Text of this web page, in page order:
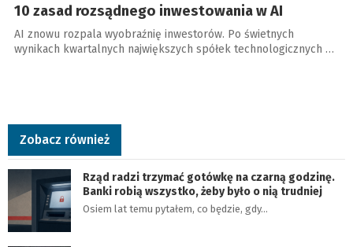
10 zasad rozsądnego inwestowania w AI
AI znowu rozpala wyobraźnię inwestorów. Po świetnych
wynikach kwartalnych największych spółek technologicznych …
Zobacz również
Rząd radzi trzymać gotówkę na czarną godzinę.
Banki robią wszystko, żeby było o nią trudniej
Osiem lat temu pytałem, co będzie, gdy…